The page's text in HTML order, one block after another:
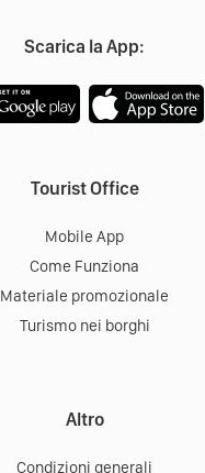
Scarica la App:
Tourist Office
Mobile App
Come Funziona
Materiale promozionale
Turismo nei borghi
Altro
Condizioni generali